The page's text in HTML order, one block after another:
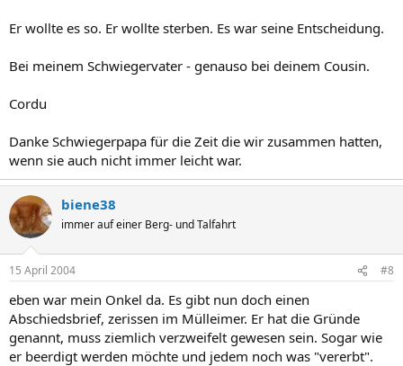
Er wollte es so. Er wollte sterben. Es war seine Entscheidung.
Bei meinem Schwiegervater - genauso bei deinem Cousin.
Cordu
Danke Schwiegerpapa für die Zeit die wir zusammen hatten,
wenn sie auch nicht immer leicht war.
biene38
immer auf einer Berg- und Talfahrt
15 April 2004 #8
eben war mein Onkel da. Es gibt nun doch einen
Abschiedsbrief, zerissen im Mülleimer. Er hat die Gründe
genannt, muss ziemlich verzweifelt gewesen sein. Sogar wie
er beerdigt werden möchte und jedem noch was "vererbt".